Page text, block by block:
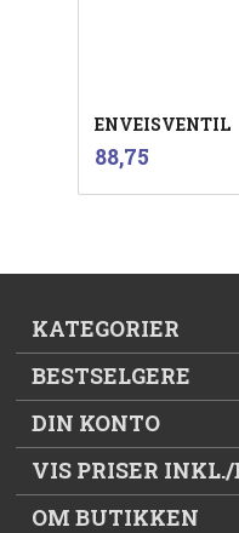
ENVEISVENTIL
Pris
88,75mva.
KATEGORIER
BESTSELGERE
DIN KONTO
VIS PRISER
OM BUTIKKEN